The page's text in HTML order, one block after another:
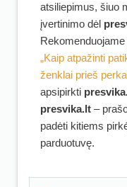
atsiliepimus, šiuo
įvertinimo dėl
„Kaip atpažinti
ženklai prieš
apsipirkti
presvika.lt –
padėti kitiems
parduotuvę.